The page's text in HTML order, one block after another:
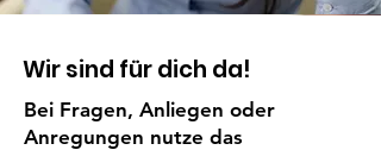
Wir sind für dich da!
Bei Fragen, Anliegen oder
Anregungen nutze das